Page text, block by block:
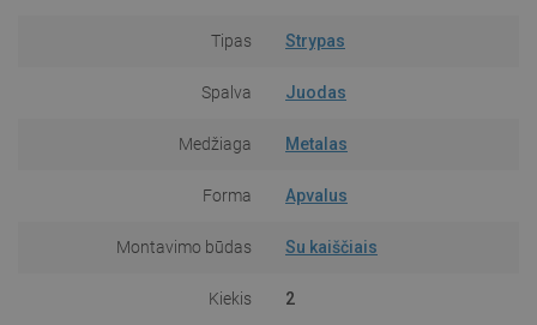
Tipas Strypas
Spalva Juodas
Medžiaga Metalas
Forma Apvalus
Montavimo būdas Su kaiščiais
Kiekis 2